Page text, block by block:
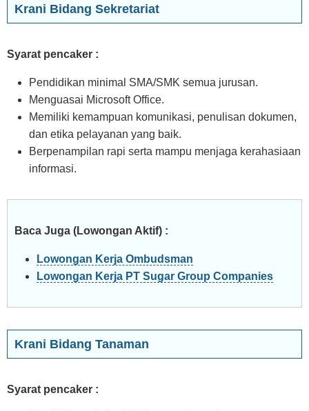
Krani Bidang Sekretariat
Syarat pencaker :
Pendidikan minimal SMA/SMK semua jurusan.
Menguasai Microsoft Office.
Memiliki kemampuan komunikasi, penulisan dokumen,
dan etika pelayanan yang baik.
Berpenampilan rapi serta mampu menjaga kerahasiaan
informasi.
Baca Juga (Lowongan Aktif) :
Lowongan Kerja Ombudsman
Lowongan Kerja PT Sugar Group Companies
Krani Bidang Tanaman
Syarat pencaker :